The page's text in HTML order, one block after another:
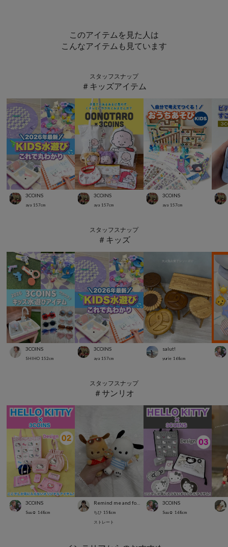
このアイテムを見た人は
こんなアイテムも見ています
スタッフスナップ
＃キッズアイテム
3COINS
aya 157cm
3COINS
aya 157cm
3COINS
aya 157cm
スタッフスナップ
＃キッズ
3COINS
SHIHO 152cm
3COINS
aya 157cm
salut!
yurie 168cm
スタッフスナップ
＃サンリオ
3COINS
Suu☺︎ 168cm ちひ 158cm
ストレート
3COINS
Suu☺︎ 168cm